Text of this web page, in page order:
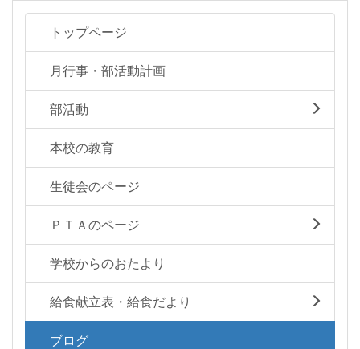
トップページ
月行事・部活動計画
部活動
本校の教育
生徒会のページ
ＰＴＡのページ
学校からのおたより
給食献立表・給食だより
ブログ